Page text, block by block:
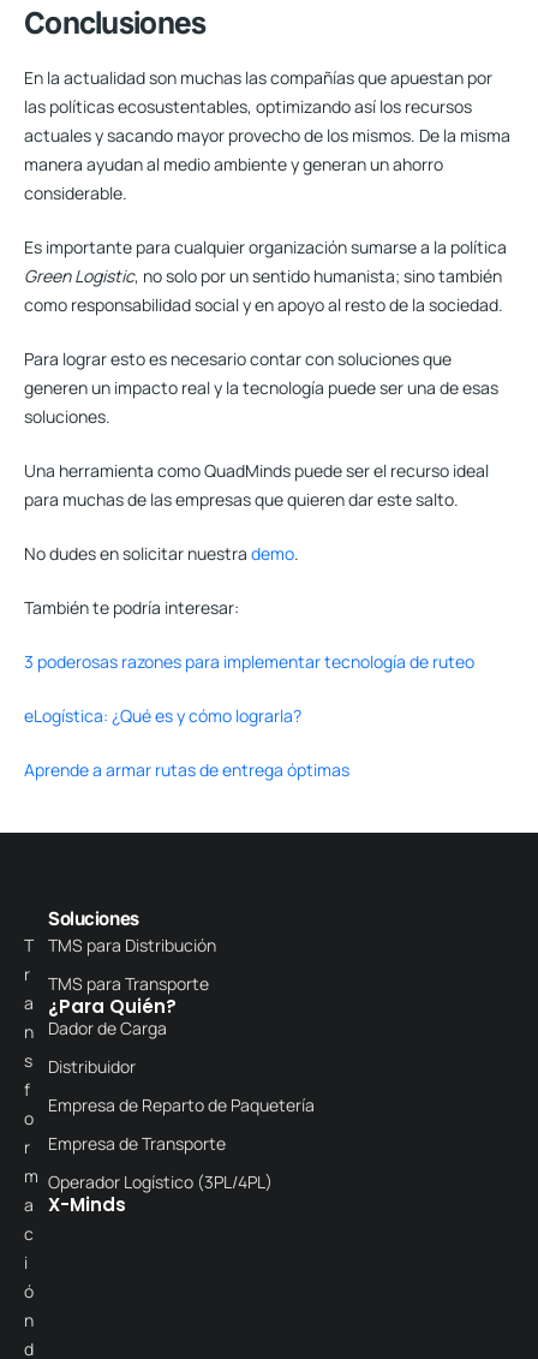
Conclusiones
En la actualidad son muchas las compañías que apuestan por
las políticas ecosustentables, optimizando así los recursos
actuales y sacando mayor provecho de los mismos. De la misma
manera ayudan al medio ambiente y generan un ahorro
considerable.
Es importante para cualquier organización sumarse a la política
Green Logistic, no solo por un sentido humanista; sino también
como responsabilidad social y en apoyo al resto de la sociedad.
Para lograr esto es necesario contar con soluciones que
generen un impacto real y la tecnología puede ser una de esas
soluciones.
Una herramienta como QuadMinds puede ser el recurso ideal
para muchas de las empresas que quieren dar este salto.
No dudes en solicitar nuestra demo.
También te podría interesar:
3 poderosas razones para implementar tecnología de ruteo
eLogística: ¿Qué es y cómo lograrla?
Aprende a armar rutas de entrega óptimas
T
r
a
n
s
f
o
r
m
a
c
i
ó
n
d
Soluciones
TMS para Distribución
TMS para Transporte
¿Para Quién?
Dador de Carga
Distribuidor
Empresa de Reparto de Paquetería
Empresa de Transporte
Operador Logístico (3PL/4PL)
X-Minds